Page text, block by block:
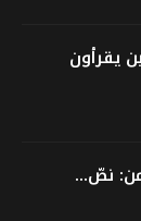
يقرأون
نصّ...